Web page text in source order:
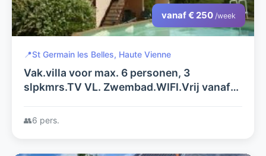
vanaf € 250 /week
📍St Germain les Belles, Haute Vienne
Vak.villa voor max. 6 personen, 3
slpkmrs.TV VL. Zwembad.WIFI.Vrij vanaf
👥6 pers.